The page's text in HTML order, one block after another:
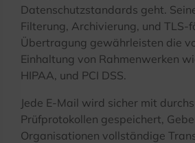
Datenschutzstandards geht.
Filterung, Archivierung, und TLS-
Übertragung gewährleisten die
Einhaltung von Rahmenwerken
HIPAA, und PCI DSS.
Jede E-Mail wird sicher mit
Prüfprotokollen gespeichert,
Organisationen vollständige